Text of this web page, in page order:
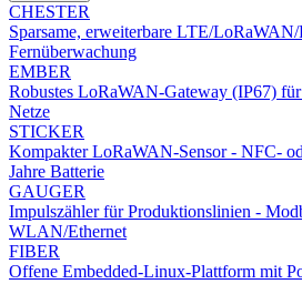
CHESTER
Sparsame, erweiterbare LTE/
Fernüberwachung
EMBER
Robustes LoRaWAN-Gateway (IP67)
Netze
STICKER
Kompakter LoRaWAN-Sensor - NFC-
Jahre Batterie
GAUGER
Impulszähler für Produktionslinien -
WLAN/Ethernet
FIBER
Offene Embedded-Linux-Plattform mit